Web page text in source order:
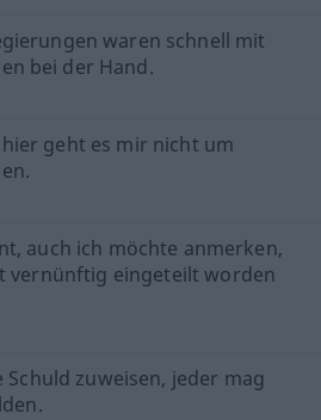
waren schnell mit
bei der Hand.
geht es mir nicht um
auch ich möchte anmerken,
vernünftig eingeteilt worden
zuweisen, jeder mag